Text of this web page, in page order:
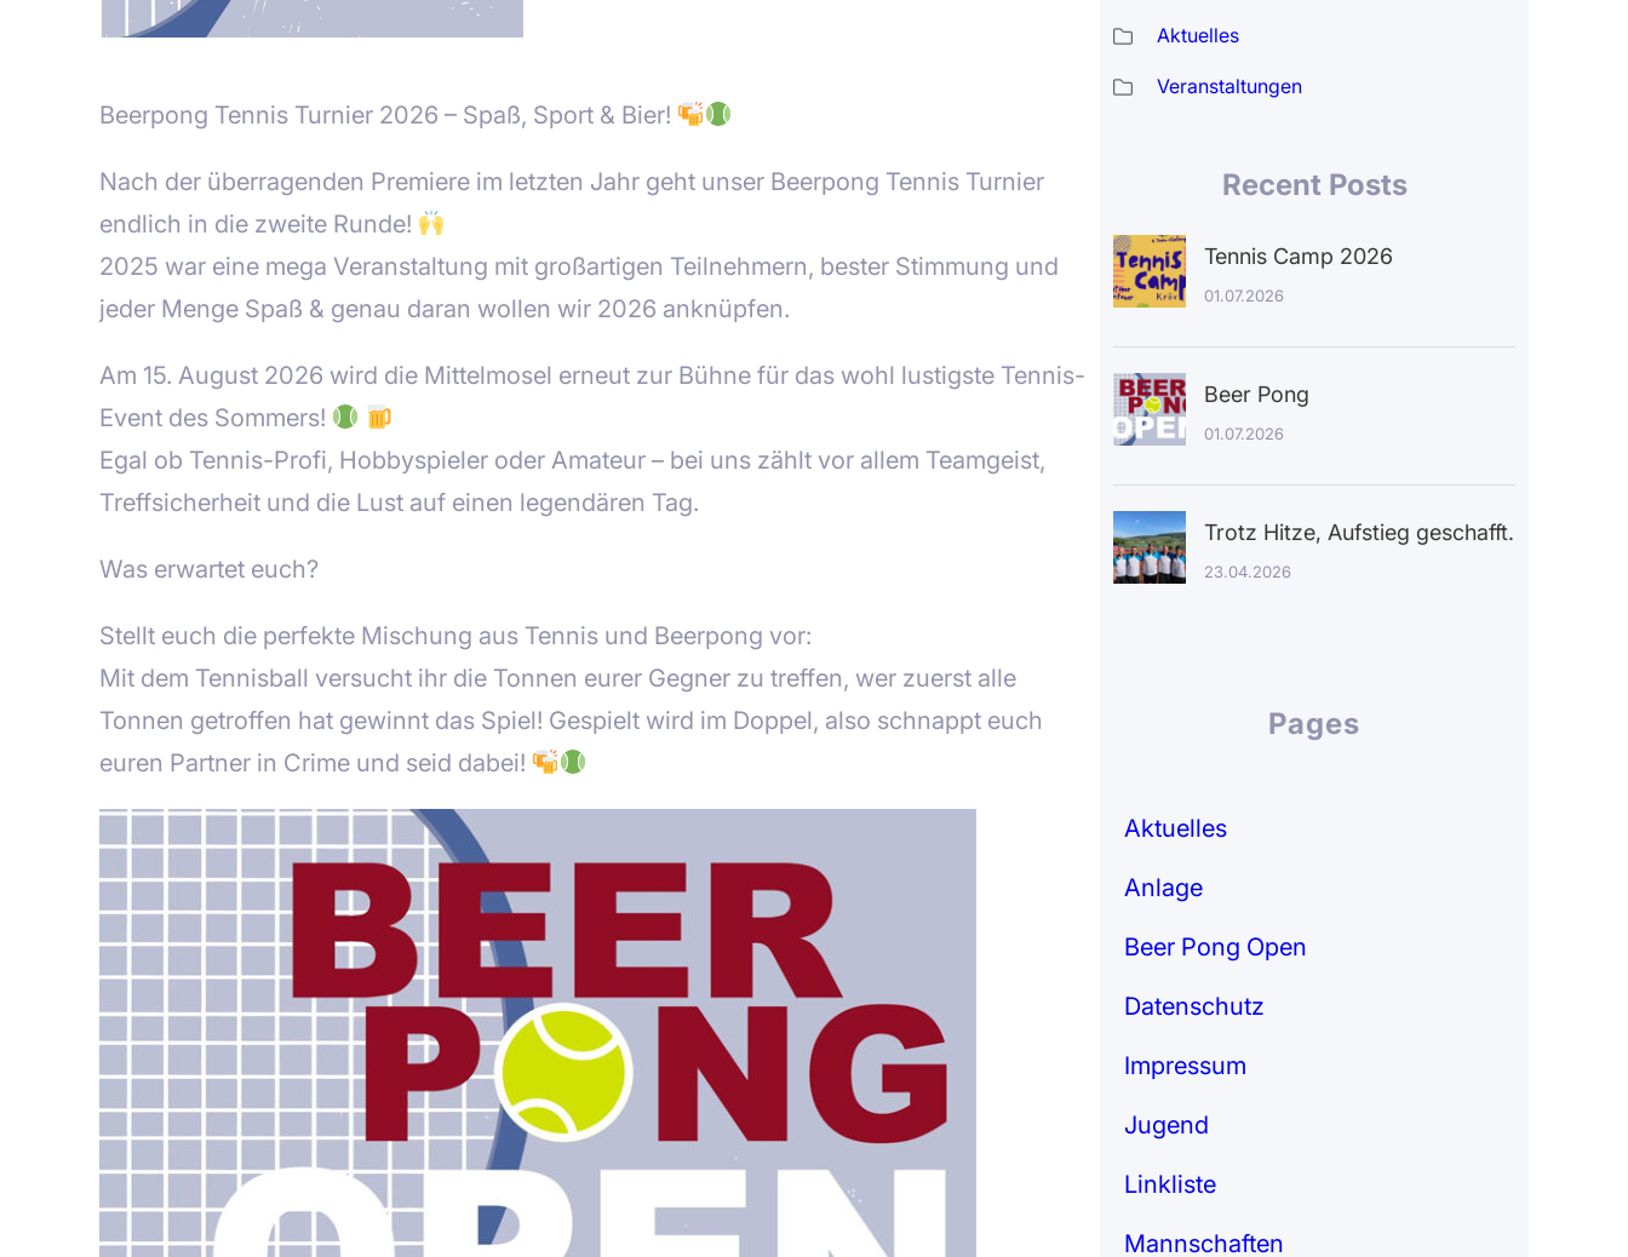
Beerpong Tennis Turnier 2026 – Spaß, Sport & Bier!
Nach der überragenden Premiere im letzten Jahr geht unser Beerpong Tennis Turnier
endlich in die zweite Runde!
2025 war eine mega Veranstaltung mit großartigen Teilnehmern, bester Stimmung und
jeder Menge Spaß & genau daran wollen wir 2026 anknüpfen.
Am 15. August 2026 wird die Mittelmosel erneut zur Bühne für das wohl lustigste Tennis-
Event des Sommers!
Egal ob Tennis-Profi, Hobbyspieler oder Amateur – bei uns zählt vor allem Teamgeist,
Treffsicherheit und die Lust auf einen legendären Tag.
Was erwartet euch?
Stellt euch die perfekte Mischung aus Tennis und Beerpong vor:
Mit dem Tennisball versucht ihr die Tonnen eurer Gegner zu treffen, wer zuerst alle
Tonnen getroffen hat gewinnt das Spiel! Gespielt wird im Doppel, also schnappt euch
euren Partner in Crime und seid dabei!
Aktuelles
Veranstaltungen
Recent Posts
Tennis Camp 2026
01.07.2026
Beer Pong
01.07.2026
Trotz Hitze, Aufstieg geschafft.
23.04.2026
Pages
Aktuelles
Anlage
Beer Pong Open
Datenschutz
Impressum
Jugend
Linkliste
Mannschaften